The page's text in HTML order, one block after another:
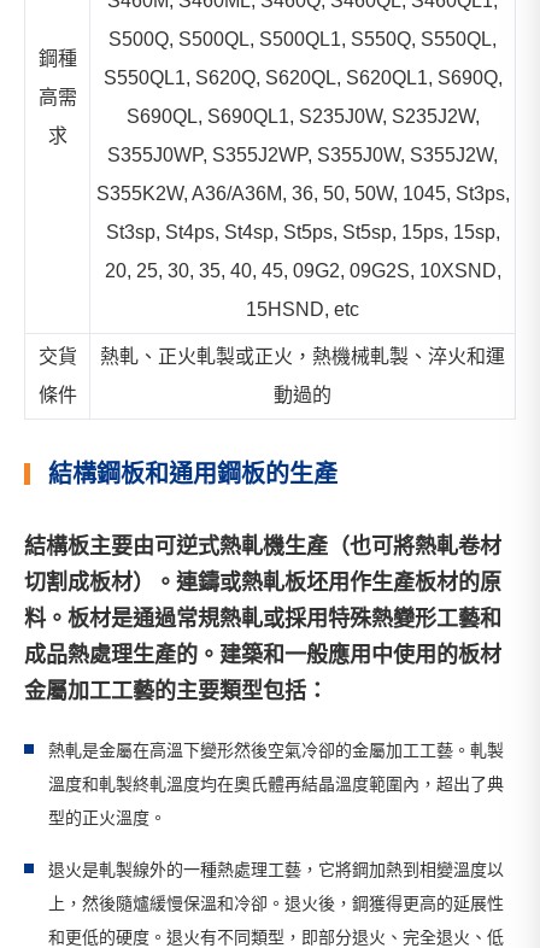
鋼種
高需
求
S500Q, S500QL, S500QL1, S550Q, S550QL,
S550QL1, S620Q, S620QL, S620QL1, S690Q,
S690QL, S690QL1, S235J0W, S235J2W,
S355J0WP, S355J2WP, S355J0W, S355J2W,
S355K2W, A36/A36M, 36, 50, 50W, 1045, St3ps,
St3sp, St4ps, St4sp, St5ps, St5sp, 15ps, 15sp,
20, 25, 30, 35, 40, 45, 09G2, 09G2S, 10ХSND,
15HSND, etc
交貨
條件
熱軋、正火軋製或正火，熱機械軋製、淬火和運
動過的
結構鋼板和通用鋼板的生產
結構板主要由可逆式熱軋機生產（也可將熱軋卷材
切割成板材）。連鑄或熱軋板坯用作生產板材的原
料。板材是通過常規熱軋或採用特殊熱變形工藝和
成品熱處理生產的。建築和一般應用中使用的板材
金屬加工工藝的主要類型包括：
熱軋是金屬在高溫下變形然後空氣冷卻的金屬加工工藝。軋製
溫度和軋製終軋溫度均在奧氏體再結晶溫度範圍內，超出了典
型的正火溫度。
退火是軋製線外的一種熱處理工藝，它將鋼加熱到相變溫度以
上，然後隨爐緩慢保溫和冷卻。退火後，鋼獲得更高的延展性
和更低的硬度。退火有不同類型，即部分退火、完全退火、低